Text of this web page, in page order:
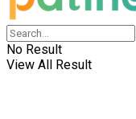
No Result
View All Result